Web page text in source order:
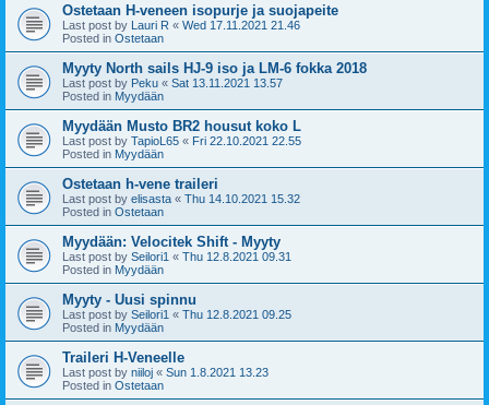
Ostetaan H-veneen isopurje ja suojapeite
Last post by Lauri R « Wed 17.11.2021 21.46
Posted in Ostetaan
Myyty North sails HJ-9 iso ja LM-6 fokka 2018
Last post by Peku « Sat 13.11.2021 13.57
Posted in Myydään
Myydään Musto BR2 housut koko L
Last post by TapioL65 « Fri 22.10.2021 22.55
Posted in Myydään
Ostetaan h-vene traileri
Last post by elisasta « Thu 14.10.2021 15.32
Posted in Ostetaan
Myydään: Velocitek Shift - Myyty
Last post by Seilori1 « Thu 12.8.2021 09.31
Posted in Myydään
Myyty - Uusi spinnu
Last post by Seilori1 « Thu 12.8.2021 09.25
Posted in Myydään
Traileri H-Veneelle
Last post by niiloj « Sun 1.8.2021 13.23
Posted in Ostetaan